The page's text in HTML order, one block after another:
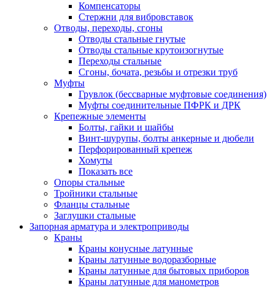
Компенсаторы
Стержни для вибровставок
Отводы, переходы, сгоны
Отводы стальные гнутые
Отводы стальные крутоизогнутые
Переходы стальные
Сгоны, бочата, резьбы и отрезки труб
Муфты
Грувлок (бессварные муфтовые соединения)
Муфты соединительные ПФРК и ДРК
Крепежные элементы
Болты, гайки и шайбы
Винт-шурупы, болты анкерные и дюбели
Перфорированный крепеж
Хомуты
Показать все
Опоры стальные
Тройники стальные
Фланцы стальные
Заглушки стальные
Запорная арматура и электроприводы
Краны
Краны конусные латунные
Краны латунные водоразборные
Краны латунные для бытовых приборов
Краны латунные для манометров